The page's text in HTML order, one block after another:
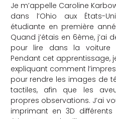
Je m’appelle Caroline
dans l’Ohio aux États-
étudiante en première
Quand j’étais en 6ème, j’ai
pour lire dans la voiture
Pendant cet apprentissage,
expliquant comment
pour rendre les images de
tactiles, afin que les
propres observations. J’ai
imprimant en 3D